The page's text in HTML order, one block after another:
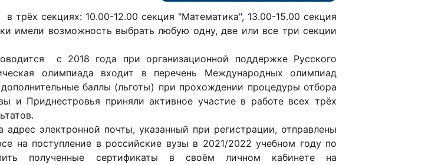
секциях: 10.00-12.00 секция "Математика", 13.00-15.00 секция
имели возможность выбрать любую одну, две или все три секции
с 2018 года при организационной поддержке Русского
олимпиада входит в перечень Международных олимпиад
баллы (льготы) при прохождении процедуры отбора
и Приднестровья приняли активное участие в работе всех трёх
электронной почты, указанный при регистрации, отправлены
на поступление в российские вузы в 2021/2022 учебном году по
полученные сертификаты в своём личном кабинете на